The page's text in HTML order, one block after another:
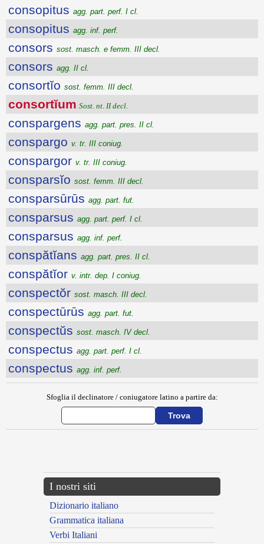
consopitus agg. part. perf. I cl.
consopitus agg. inf. perf.
consors sost. masch. e femm. III decl.
consors agg. II cl.
consortĭo sost. femm. III decl.
consortĭum Sost. nt. II decl.
conspargens agg. part. pres. II cl.
conspargo v. tr. III coniug.
conspargor v. tr. III coniug.
consparsĭo sost. femm. III decl.
consparsūrūs agg. part. fut.
consparsus agg. part. perf. I cl.
consparsus agg. inf. perf.
conspătĭans agg. part. pres. II cl.
conspătĭor v. intr. dep. I coniug.
conspectŏr sost. masch. III decl.
conspectūrūs agg. part. fut.
conspectŭs sost. masch. IV decl.
conspectus agg. part. perf. I cl.
conspectus agg. inf. perf.
Sfoglia il declinatore / coniugatore latino a partire da:
I nostri siti
Dizionario italiano
Grammatica italiana
Verbi Italiani